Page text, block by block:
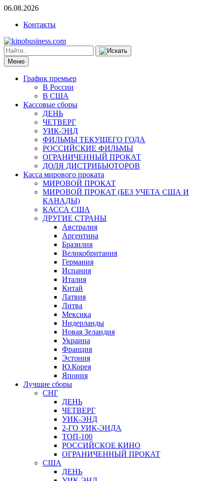
06.08.2026
Контакты
Меню
График премьер
В России
В США
Кассовые сборы
ДЕНЬ
ЧЕТВЕРГ
УИК-ЭНД
ФИЛЬМЫ ТЕКУЩЕГО ГОДА
РОССИЙСКИЕ ФИЛЬМЫ
ОГРАНИЧЕННЫЙ ПРОКАТ
ДОЛЯ ДИСТРИБЬЮТОРОВ
Касса мирового проката
МИРОВОЙ ПРОКАТ
МИРОВОЙ ПРОКАТ (БЕЗ УЧЕТА США И
КАНАДЫ)
КАССА США
ДРУГИЕ СТРАНЫ
Австралия
Аргентина
Бразилия
Великобритания
Германия
Испания
Италия
Китай
Латвия
Литва
Мексика
Нидерланды
Новая Зеландия
Украина
Франция
Эстония
Ю.Корея
Япония
Лучшие сборы
СНГ
ДЕНЬ
ЧЕТВЕРГ
УИК-ЭНД
2-ГО УИК-ЭНДА
ТОП-100
РОССИЙСКОЕ КИНО
ОГРАНИЧЕННЫЙ ПРОКАТ
США
ДЕНЬ